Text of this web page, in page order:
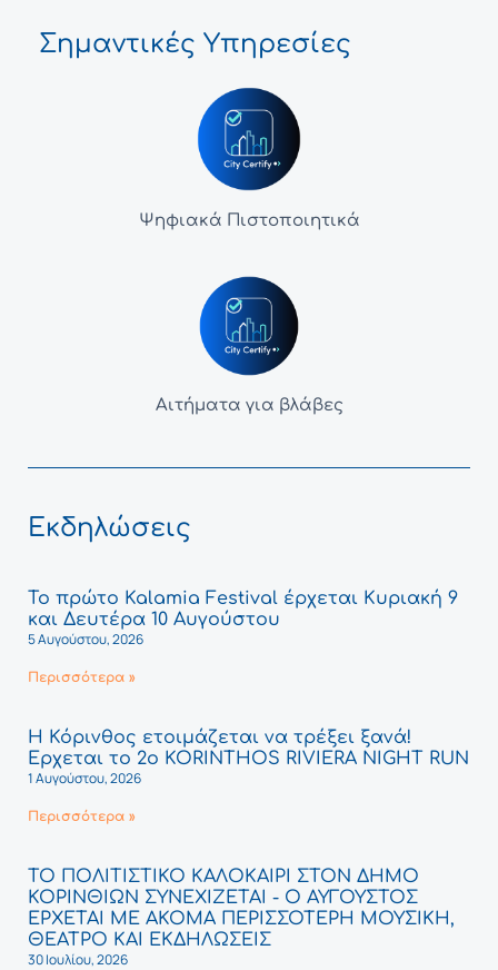
Σημαντικές Υπηρεσίες
Ψηφιακά Πιστοποιητικά
Αιτήματα για βλάβες
Εκδηλώσεις
Το πρώτο Kalamia Festival έρχεται Κυριακή 9
και Δευτέρα 10 Αυγούστου
5 Αυγούστου, 2026
Περισσότερα »
Η Κόρινθος ετοιμάζεται να τρέξει ξανά!
Έρχεται το 2ο KORINTHOS RIVIERA NIGHT RUN
1 Αυγούστου, 2026
Περισσότερα »
ΤΟ ΠΟΛΙΤΙΣΤΙΚΟ ΚΑΛΟΚΑΙΡΙ ΣΤΟΝ ΔΗΜΟ
ΚΟΡΙΝΘΙΩΝ ΣΥΝΕΧΙΖΕΤΑΙ - Ο ΑΥΓΟΥΣΤΟΣ
ΕΡΧΕΤΑΙ ΜΕ ΑΚΟΜΑ ΠΕΡΙΣΣΟΤΕΡΗ ΜΟΥΣΙΚΗ,
ΘΕΑΤΡΟ ΚΑΙ ΕΚΔΗΛΩΣΕΙΣ
30 Ιουλίου, 2026